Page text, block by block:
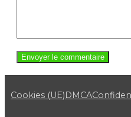
Cookies (UE) DMCA